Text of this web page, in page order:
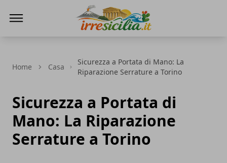
Home Casa
Sicurezza a Portata di Mano: La
Riparazione Serrature a Torino
Sicurezza a Portata di
Mano: La Riparazione
Serrature a Torino